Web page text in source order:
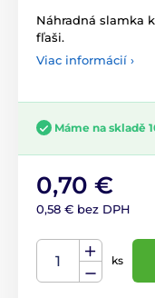
Náhradná slamka k
fľaši.
Viac informácií ›
Máme na skladě
0,70 €
0,58 € bez DPH
ks